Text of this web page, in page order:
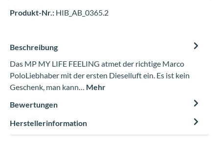
Produkt-Nr.: HIB_AB_0365.2
Beschreibung
Das MP MY LIFE FEELING atmet der richtige Marco
PoloLiebhaber mit der ersten Dieselluft ein. Es ist kein
Geschenk, man kann… Mehr
Bewertungen
Herstellerinformation